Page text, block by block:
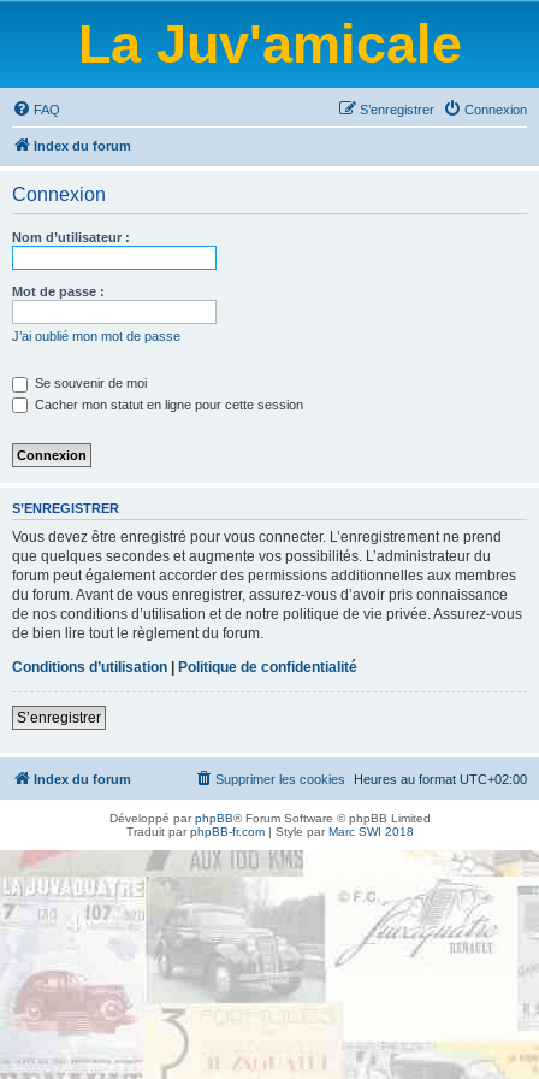
La Juv'amicale
FAQ Connexion
S’enregistrer
Index du forum
Connexion
Nom d’utilisateur :
Mot de passe :
J’ai oublié mon mot de passe
Se souvenir de moi
Cacher mon statut en ligne pour cette session
S’ENREGISTRER
Vous devez être enregistré pour vous connecter. L’enregistrement ne prend
que quelques secondes et augmente vos possibilités. L’administrateur du
forum peut également accorder des permissions additionnelles aux membres
du forum. Avant de vous enregistrer, assurez-vous d’avoir pris connaissance
de nos conditions d’utilisation et de notre politique de vie privée. Assurez-vous
de bien lire tout le règlement du forum.
Conditions d’utilisation | Politique de confidentialité
S’enregistrer
Index du forum Heures au format UTC+02:00
Supprimer les cookies
Développé parphpBB® Forum Software © phpBB Limited
Traduit parphpBB-fr.com| Style parMarc SWI 2018